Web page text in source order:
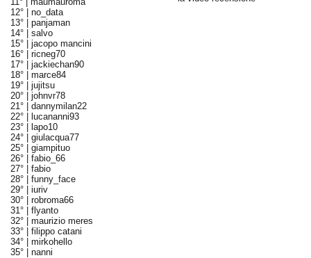
12° | no_data
13° | panjaman
14° | salvo
15° | jacopo mancini
16° | ricneg70
17° | jackiechan90
18° | marce84
19° | jujitsu
20° | johnvr78
21° | dannymilan22
22° |
lucananni93
23° |
lapo10
24° | giulacqua77
25° | giampituo
26° | fabio_66
27° | fabio
28° | funny_face
29° | iuriv
30° | robroma66
31° | flyanto
32° | maurizio meres
33° | filippo catani
34° | mirkohello
35° | nanni